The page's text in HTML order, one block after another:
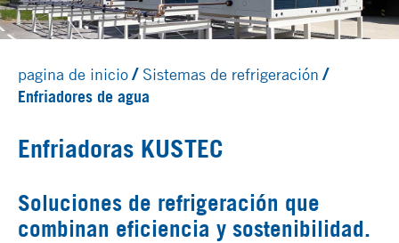
pagina de inicio
Sistemas de refrigeración
Enfriadores de agua
Enfriadoras KUSTEC
Soluciones de refrigeración que
combinan eficiencia y sostenibilidad.